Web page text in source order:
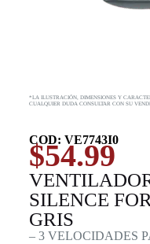
*LA ILUSTRACIÓN, DIMENSIONES Y
CUALQUIER DUDA CONSULTAR CON SU
COD: VE7743I0
$54.99
SILENCE
GRIS
– 3 VELOCIDADES